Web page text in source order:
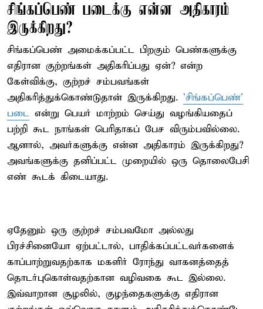
சிங்கப்பெண் படைக்கு என்ன அதிகாரம்
இருக்கிறது?
சிங்கப்பெண் அமைக்கப்பட்ட பிறகும் பெண்களுக்கு
எதிரான குற்றங்கள் அதிகரிப்பது ஏன்? என்ற
கேள்விக்கு, குற்றச் சம்பவங்கள்
அதிகரித்துக்கொண்டுதான் இருக்கிறது. 'சிங்கப்பெண்'
படை என்று பெயர் மாற்றம் செய்து வழங்கியதைப்
பற்றி கூட நாங்கள் பெரிதாகப் பேச விரும்பவில்லை.
ஆனால், அவர்களுக்கு என்ன அதிகாரம் இருக்கிறது?
அவங்களுக்கு தனிப்பட்ட முறையில் ஒரு தொலைபேசி
எண் கூடக் கிடையாது.
ஏதேனும் ஒரு குற்றச் சம்பவமோ அல்லது
பிரச்சினையோ ஏற்பட்டால், பாதிக்கப்பட்டவர்களைக்
காப்பாற்றுவதற்காக மகளிர் ரோந்து வாகனத்தைத்
தொடர்புகொள்வதற்கான வழிவகை கூட இல்லை.
இவ்வாறான சூழலில், குழந்தைகளுக்கு எதிரான